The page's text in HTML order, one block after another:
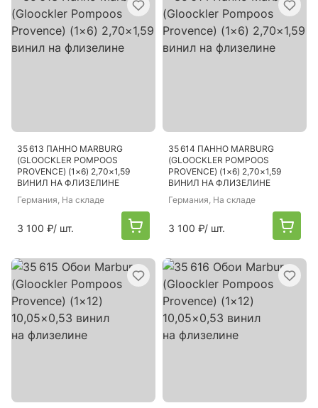
35 613 ПАННО MARBURG
(GLOOCKLER POMPOOS
PROVENCE) (1×6) 2,70×1,59
ВИНИЛ НА ФЛИЗЕЛИНЕ
Германия, На складе
3 100 ₽/ шт.
35 614 ПАННО MARBURG
(GLOOCKLER POMPOOS
PROVENCE) (1×6) 2,70×1,59
ВИНИЛ НА ФЛИЗЕЛИНЕ
Германия, На складе
3 100 ₽/ шт.